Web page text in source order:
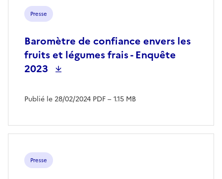
Presse
Baromètre de confiance envers les
fruits et légumes frais - Enquête
2023
Publié le 28/02/2024 PDF– 1.15 MB
Presse